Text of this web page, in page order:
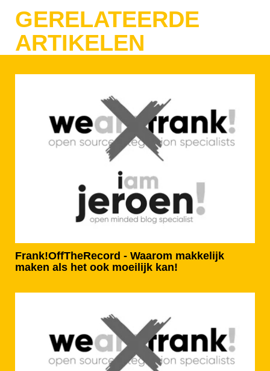
GERELATEERDE
ARTIKELEN
Frank!OffTheRecord - Waarom makkelijk
maken als het ook moeilijk kan!